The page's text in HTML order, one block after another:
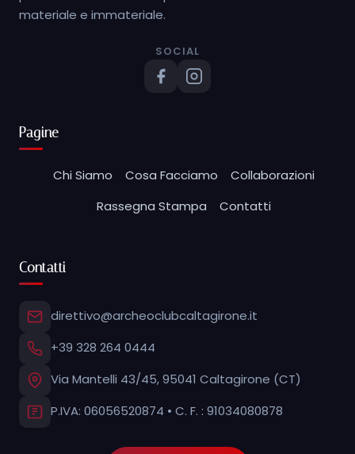
materiale e immateriale.
SOCIAL
Pagine
Chi Siamo Cosa Facciamo
Collaborazioni
Rassegna Stampa
Contatti
Contatti
direttivo@archeoclubcaltagirone.it
+39 328 264 0444
Via Mantelli 43/45, 95041 Caltagirone (CT)
P.IVA: 06056520874 • C. F. : 91034080878